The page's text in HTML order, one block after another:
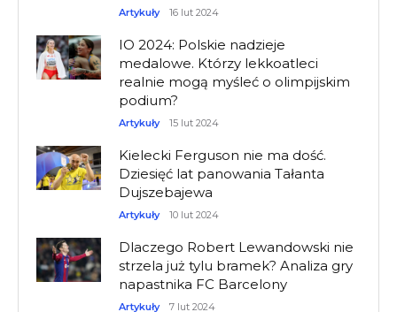
Artykuły 16 lut 2024
IO 2024: Polskie nadzieje
medalowe. Którzy lekkoatleci
realnie mogą myśleć o olimpijskim
podium?
Artykuły 15 lut 2024
Kielecki Ferguson nie ma dość.
Dziesięć lat panowania Tałanta
Dujszebajewa
Artykuły 10 lut 2024
Dlaczego Robert Lewandowski nie
strzela już tylu bramek? Analiza gry
napastnika FC Barcelony
Artykuły 7 lut 2024